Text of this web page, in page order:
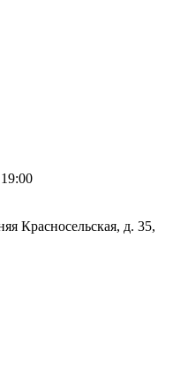
Красносельская, д. 35,